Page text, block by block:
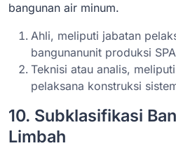
bangunan air minum.
Ahli, meliputi jabatan
bangunanunit produksi
Teknisi atau analis,
pelaksana konstruksi
10. Subklasifikasi
Limbah